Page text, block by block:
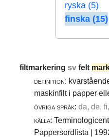
ryska (5)
finska (15)
filtmarkeringsvfelt
definition:
maskinfilt i papper
övriga språk: da, de,
källa:
Pappersordlista |